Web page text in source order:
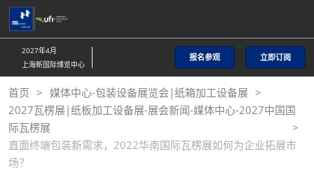
直
接
跳
至
内
容
2027年4月
上海新国际博览中心
报名参观 立即订阅
首页
媒体中心-包装设备展览会|纸箱加工设备展
2027瓦楞展|纸板加工设备展-展会新闻-媒体中心-2027中国国
际瓦楞展
直面终端包装新需求，2022华南国际瓦楞展如何为企业拓展市
场？